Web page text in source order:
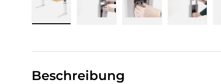
Beschreibung